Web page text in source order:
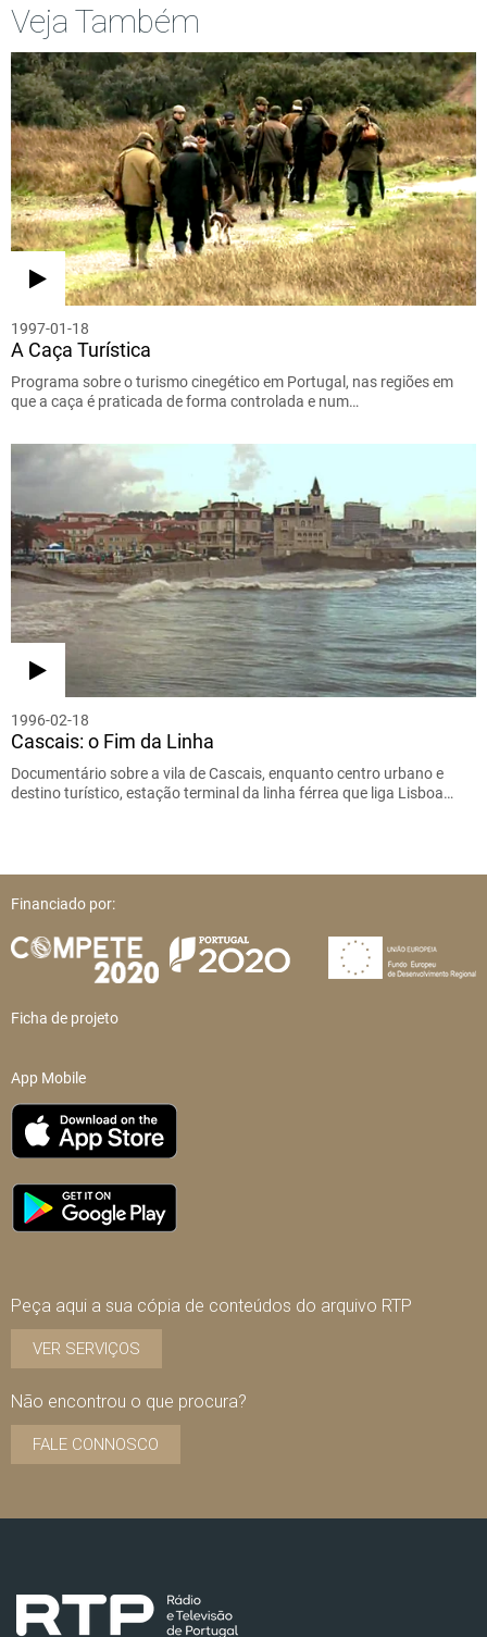
Veja Também
1997-01-18
A Caça Turística
Programa sobre o turismo cinegético em Portugal, nas regiões em
que a caça é praticada de forma controlada e num…
1996-02-18
Cascais: o Fim da Linha
Documentário sobre a vila de Cascais, enquanto centro urbano e
destino turístico, estação terminal da linha férrea que liga Lisboa…
Financiado por:
Ficha de projeto
App Mobile
Peça aqui a sua cópia de conteúdos do arquivo RTP
VER SERVIÇOS
Não encontrou o que procura?
FALE CONNOSCO